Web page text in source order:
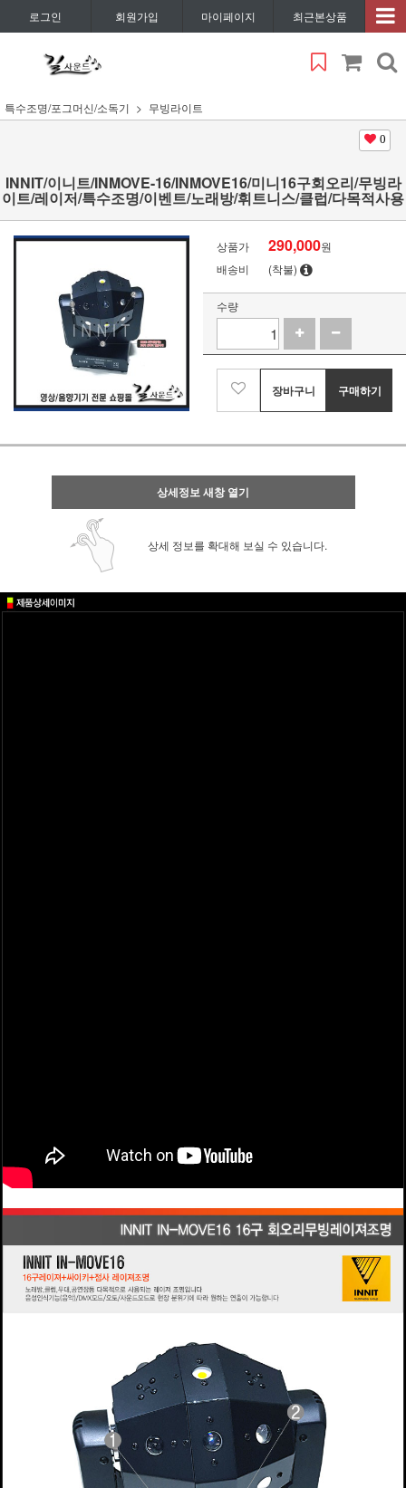
로그인 회원가입 마이페이지 최근본상품
특수조명/포그머신/소독기 무빙라이트
0
INNIT/이니트/INMOVE-16/INMOVE16/미니16구회오리/무빙라
이트/레이저/특수조명/이벤트/노래방/휘트니스/클럽/다목적사용
상품가 290,000원
배송비
(착불)
수량
장바구니 구매하기
상세정보 새창 열기
상세 정보를 확대해 보실 수 있습니다.